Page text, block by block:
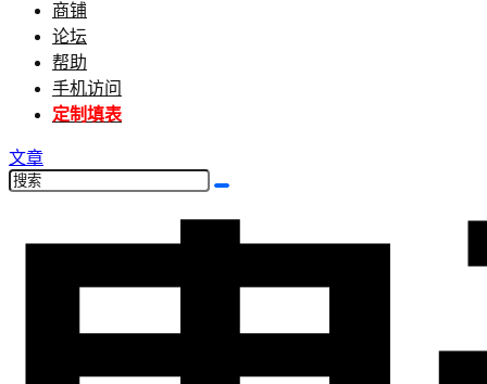
商铺
论坛
帮助
手机访问
定制填表
文章